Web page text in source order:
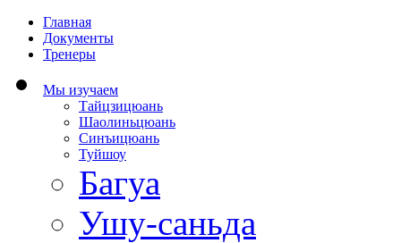
Главная
Документы
Тренеры
Мы изучаем
Тайцзицюань
Шаолиньцюань
Синъицюань
Туйшоу
Багуа
Ушу-саньда